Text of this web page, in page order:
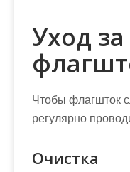
Уход за
Чтобы флагшток
регулярно
Очистка